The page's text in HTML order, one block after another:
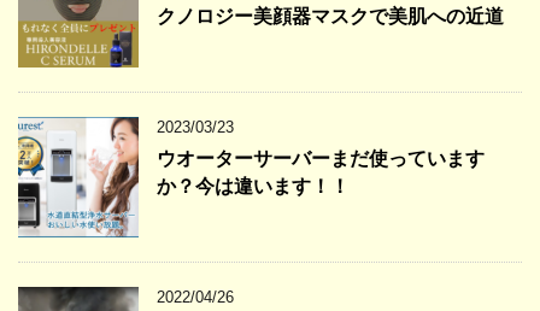
クノロジー美顔器マスクで美肌への近道
2023/03/23
ウオーターサーバーまだ使っています
か？今は違います！！
2022/04/26